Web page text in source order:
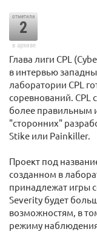
отметили
2
в архиве
Глава лиги CPL
в интервью
лаборатории CPL
соревнований. CPL
более правильным
"сторонних"
Stike или Painkiller.
Проект под
созданном в
принадлежат игры
Severity будет
возможностям, в
режиму